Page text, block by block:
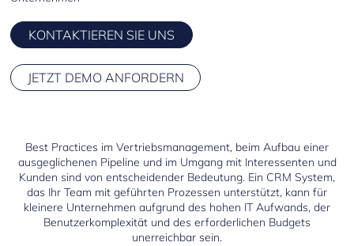
IT Service Management
KONTAKTIEREN SIE UNS
JETZT DEMO ANFORDERN
Best Practices im Vertriebsmanagement, beim Aufbau einer
ausgeglichenen Pipeline und im Umgang mit Interessenten und
Kunden sind von entscheidender Bedeutung. Ein CRM System,
das Ihr Team mit geführten Prozessen unterstützt, kann für
kleinere Unternehmen aufgrund des hohen IT Aufwands, der
Benutzerkomplexität und des erforderlichen Budgets
unerreichbar sein.